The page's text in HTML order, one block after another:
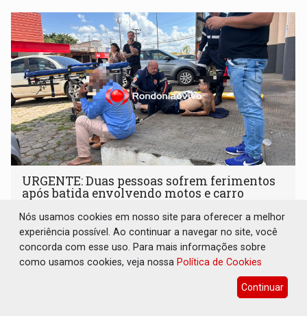
URGENTE: Duas pessoas sofrem ferimentos
após batida envolvendo motos e carro
Polícia 05 de Agosto de 2026 às 11:51
Nós usamos cookies em nosso site para oferecer a melhor
experiência possível. Ao continuar a navegar no site, você
concorda com esse uso. Para mais informações sobre
como usamos cookies, veja nossa Política de Cookies
Continuar